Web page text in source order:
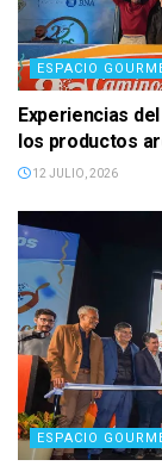
ESPACIO
Experiencias
los productos
12 JULIO, 2026
ESPACIO